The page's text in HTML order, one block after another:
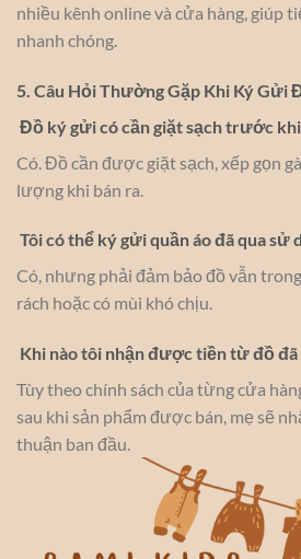
nhiều kênh online và cửa hàng, giúp
nhanh chóng.
5. Câu Hỏi Thường Gặp Khi Ký Gửi
Đồ ký gửi có cần giặt sạch trước khi
Có. Đồ cần được giặt sạch, xếp gọn
lượng khi bán ra.
Tôi có thể ký gửi quần áo đã qua sử
Có, nhưng phải đảm bảo đồ vẫn
rách hoặc có mùi khó chịu.
Khi nào tôi nhận được tiền từ đồ
Tùy theo chính sách của từng cửa
sau khi sản phẩm được bán, mẹ sẽ
thuận ban đầu.